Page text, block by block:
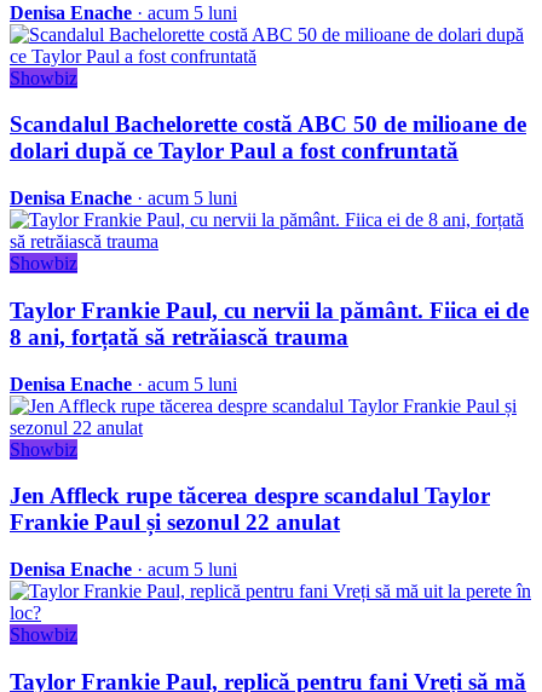
Denisa Enache · acum 5 luni
Showbiz
Scandalul Bachelorette costă ABC 50 de milioane de
dolari după ce Taylor Paul a fost confruntată
Denisa Enache · acum 5 luni
Showbiz
Taylor Frankie Paul, cu nervii la pământ. Fiica ei de
8 ani, forțată să retrăiască trauma
Denisa Enache · acum 5 luni
Showbiz
Jen Affleck rupe tăcerea despre scandalul Taylor
Frankie Paul și sezonul 22 anulat
Denisa Enache · acum 5 luni
Showbiz
Taylor Frankie Paul, replică pentru fani Vreți să mă